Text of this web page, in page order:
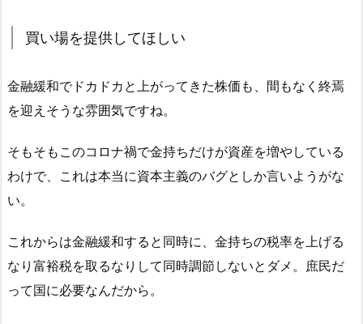
買い場を提供してほしい
金融緩和でドカドカと上がってきた株価も、間もなく終焉
を迎えそうな雰囲気ですね。
そもそもこのコロナ禍で金持ちだけが資産を増やしている
わけで、これは本当に資本主義のバグとしか言いようがな
い。
これからは金融緩和すると同時に、金持ちの税率を上げる
なり富裕税を取るなりして同時調節しないとダメ。庶民だ
って国に必要なんだから。